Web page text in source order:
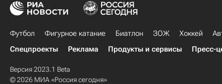
Футбол Фигурное катание Биатлон ЗОЖ Хоккей
Спецпроекты
Реклама Продукты и сервисы Пресс-
Версия 2023.1 Beta
© 2026 МИА «Россия сегодня»